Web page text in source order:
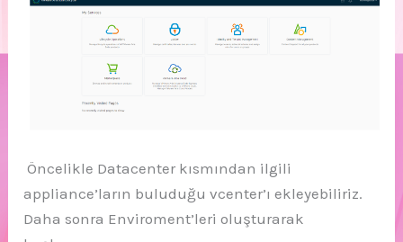
Öncelikle Datacenter kısmından ilgili
appliance’ların buluduğu vcenter’ı ekleyebiliriz.
Daha sonra Enviroment’leri oluşturarak